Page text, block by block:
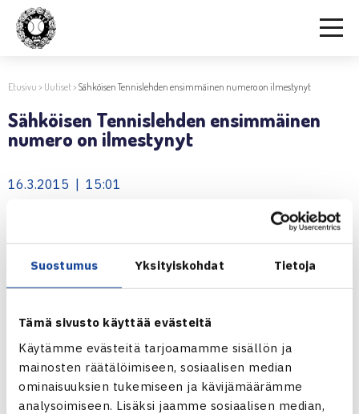
Suostumus Yksityiskohdat Tietoja
Tämä sivusto käyttää evästeitä
Käytämme evästeitä tarjoamamme sisällön ja
mainosten räätälöimiseen, sosiaalisen median
ominaisuuksien tukemiseen ja kävijämäärämme
analysoimiseen. Lisäksi jaamme sosiaalisen median,
Etusivu > Uutiset>Sähköisen Tennislehden ensimmäinen numero on ilmestynyt
Sähköisen Tennislehden ensimmäinen
numero on ilmestynyt
16.3.2015 | 15:01
Uudistunut ja täysin sähköinen Tennislehti on ilmestynyt
osoitteessawww.tennislehti.fi
Ensimmäisessä numerossa on runsaasti henkilökuvia,
videoita, kuvia ja tunnelmia. Kannattaa siis klikata lehti auki
Jaa:
← Edellinen